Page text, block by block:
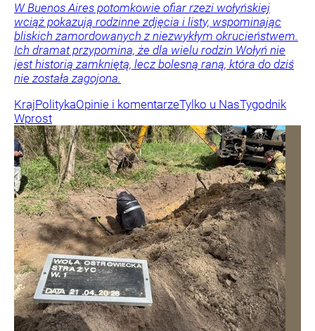
W Buenos Aires potomkowie ofiar rzezi wołyńskiej
wciąż pokazują rodzinne zdjęcia i listy, wspominając
bliskich zamordowanych z niezwykłym okrucieństwem.
Ich dramat przypomina, że dla wielu rodzin Wołyń nie
jest historią zamkniętą, lecz bolesną raną, która do dziś
nie została zagojona.
KrajPolitykaOpinie i komentarzeTylko u NasTygodnik
Wprost